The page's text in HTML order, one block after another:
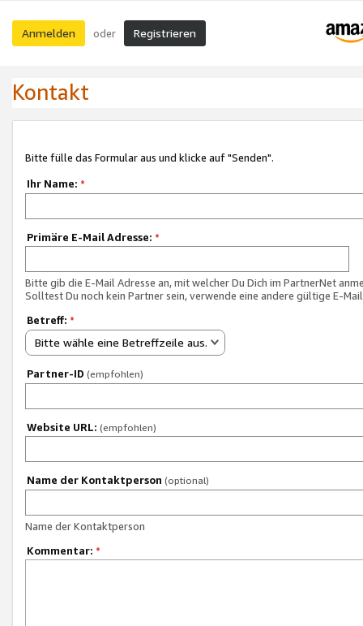
Anmelden oder Registrieren
Kontakt
Bitte fülle das Formular aus und klicke auf "Senden".
Ihr Name: *
Primäre E-Mail Adresse: *
Bitte gib die E-Mail Adresse an, mit welcher Du Dich im PartnerNet
Solltest Du noch kein Partner sein, verwende eine andere gültige E-
Betreff: *
Bitte wähle eine Betreffzeile aus.
Partner-ID (empfohlen)
Website URL: (empfohlen)
Name der Kontaktperson (optional)
Name der Kontaktperson
Kommentar: *